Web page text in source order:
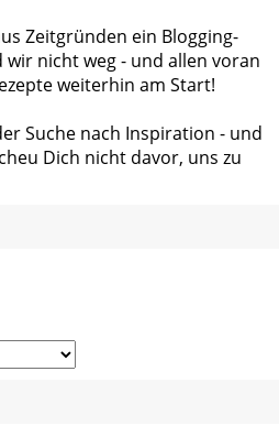
Zeitgründen ein Blogging-
wir nicht weg - und allen voran
weiterhin am Start!
Suche nach Inspiration - und
Dich nicht davor, uns zu